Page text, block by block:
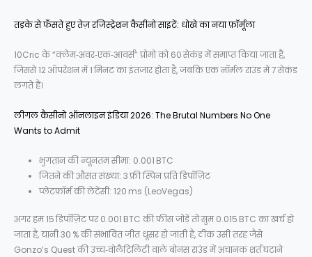
तड़के से फँसते हुए तेज़ रजिस्ट्रेशन कैसीनो साइटें: धोखे का नया फ़ॉर्मूला
10Cric के “क्लेम‑अवर‑एक‑आवर्स” प्रोमो को 60 सेकंड में समाप्त किया जाता है,
जिससे 12 ऑपरेशन में 1 मिनट का इंतजार होता है, जबकि एक नॉर्मल राउंड में 7 सेकंड
लगते हैं।
लीगल कैसीनो ऑनलाइन इंडिया 2026: The Brutal Numbers No One
Wants to Admit
भुगतान की न्यूनतम सीमा: 0.001 BTC
जितने की औसत संख्या: 3 फ्री स्पिन प्रति डिपॉज़िट
प्लेटफ़ॉर्म की लेटेंसी: 120 ms (LeoVegas)
अगर हम 15 डिपॉज़िट पर 0.001 BTC की फीस जोड़ें तो सुम 0.015 BTC का खर्च हो
जाता है, यानी 30 % की संभावित जीत धूसर हो जाती है, ठीक उसी तरह जैसे
Gonzo’s Quest की उच्च‑वोलैटिलिटी वाले बोनस राउंड में अचानक शर्त घटाने